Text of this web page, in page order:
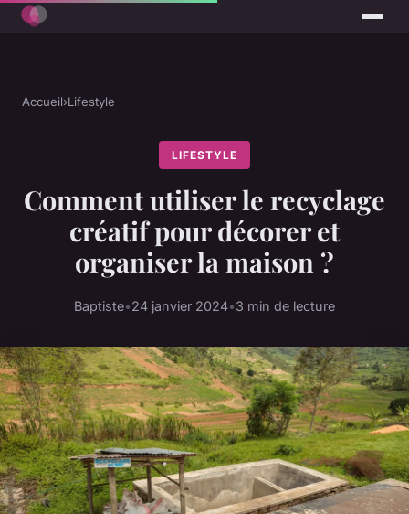
Accueil›Lifestyle
LIFESTYLE
Comment utiliser le recyclage
créatif pour décorer et
organiser la maison ?
Baptiste•24 janvier 2024•3 min de lecture